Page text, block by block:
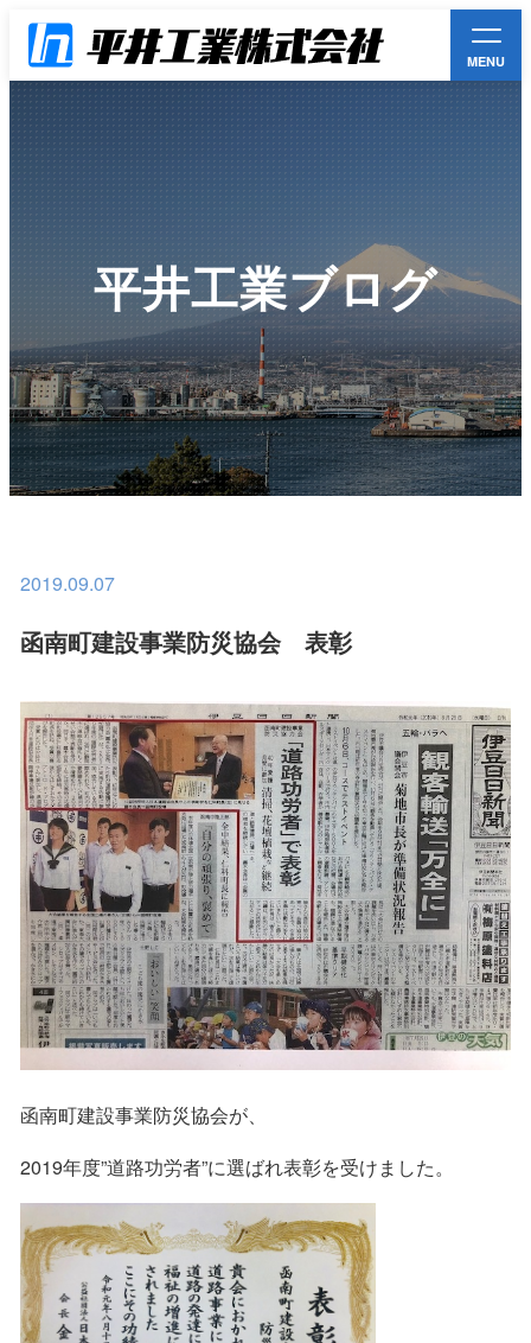
MENU
お知らせ
環境方針
採用情報
平井工業ブログ
2019.09.07
函南町建設事業防災協会 表彰
函南町建設事業防災協会が、
2019年度”道路功労者”に選ばれ表彰を受けました。